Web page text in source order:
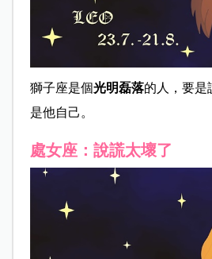
獅子座是個光明磊落的人，要是
是他自己。
處女座：說謊太壞了